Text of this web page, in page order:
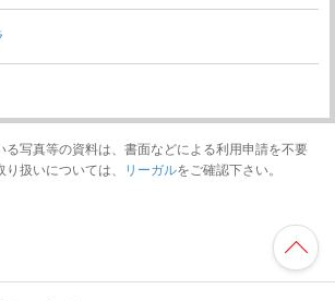
る写真等の資料は、書面などによる利用申請を不要
扱いについては、
リーガルをご確認下さい。